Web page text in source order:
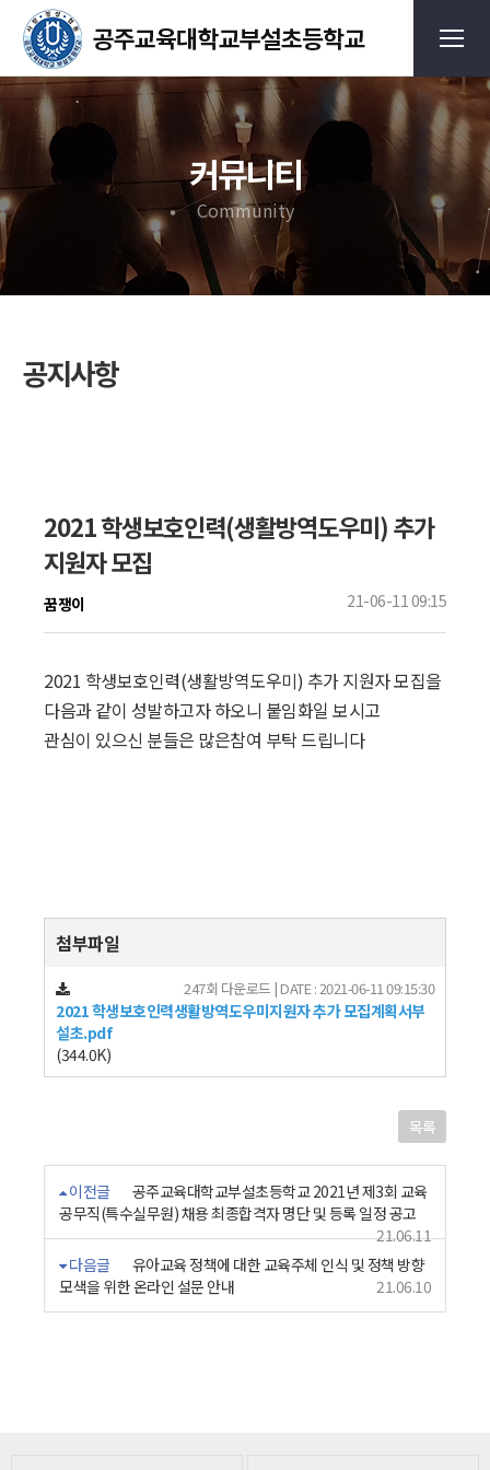
커뮤니티
Community
공지사항
2021 학생보호인력(생활방역도우미) 추가
지원자 모집
꿈쟁이 21-06-11 09:15
2021 학생보호인력(생활방역도우미) 추가 지원자 모집을
다음과 같이 성발하고자 하오니 붙임화일 보시고
관심이 있으신 분들은 많은참여 부탁 드립니다
첨부파일
2021 학생보호인력생활방역도우미지원자 추가 모집계획서부
설초.pdf
(344.0K)
247회 다운로드 | DATE : 2021-06-11 09:15:30
목록
이전글
공주교육대학교부설초등학교 2021년 제3회 교육
공무직(특수실무원) 채용 최종합격자 명단 및 등록 일정 공고
21.06.11
다음글
유아교육 정책에 대한 교육주체 인식 및 정책 방향
모색을 위한 온라인 설문 안내
21.06.10